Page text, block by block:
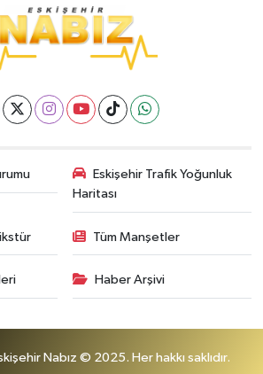
Eskişehir Trafik Yoğunluk
Haritası
Tüm Manşetler
Haber Arşivi
Nabız © 2025. Her hakkı saklıdır.